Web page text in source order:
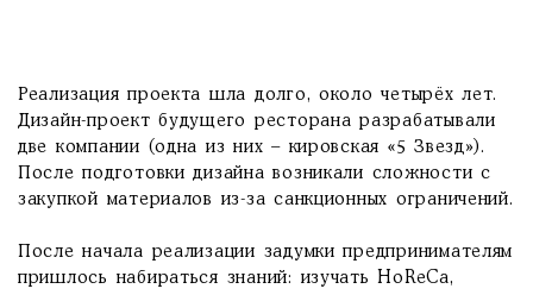
Реализация проекта шла долго, около четырёх лет.
Дизайн-проект будущего ресторана разрабатывали
две компании (одна из них – кировская «5 Звезд»).
После подготовки дизайна возникали сложности с
закупкой материалов из-за санкционных ограничений.
После начала реализации задумки предпринимателям
пришлось набираться знаний: изучать HoReCa,